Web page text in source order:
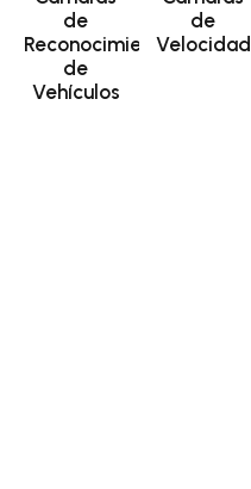
de
Reconocimiento
de
Vehículos
de
Velocidad